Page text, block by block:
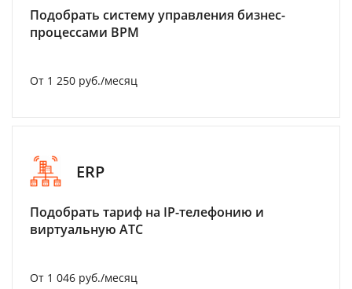
Подобрать систему управления бизнес-
процессами BPM
От 1 250 руб./месяц
ERP
Подобрать тариф на IP-телефонию и
виртуальную АТС
От 1 046 руб./месяц